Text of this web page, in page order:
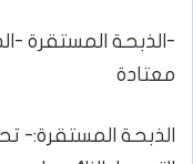
معتادة
الذبحة المستقرة:-⁩